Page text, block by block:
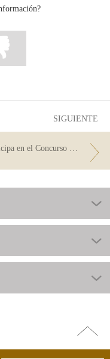
SIGUIENTE
arriba